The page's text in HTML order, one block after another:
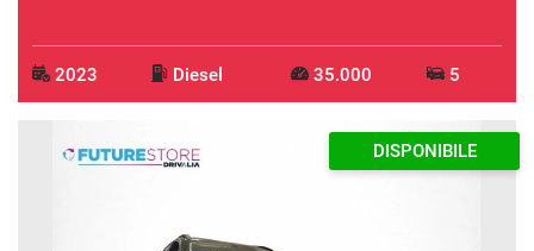
2023 Diesel 35.000 5
DISPONIBILE